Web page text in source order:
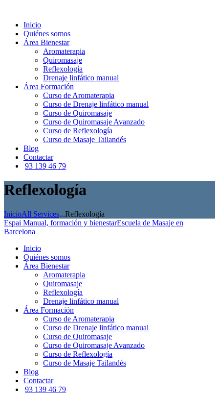
Inicio
Quiénes somos
Área Bienestar
Aromaterapia
Quiromasaje
Reflexología
Drenaje linfático manual
Área Formación
Curso de Aromaterapia
Curso de Drenaje linfático manual
Curso de Quiromasaje
Curso de Quiromasaje Avanzado
Curso de Reflexología
Curso de Masaje Tailandés
Blog
Contactar
93 139 46 79
Reflexología
InicioAll Services...Reflexología
Espai Manual, formación y bienestarEscuela de Masaje en
Barcelona
Inicio
Quiénes somos
Área Bienestar
Aromaterapia
Quiromasaje
Reflexología
Drenaje linfático manual
Área Formación
Curso de Aromaterapia
Curso de Drenaje linfático manual
Curso de Quiromasaje
Curso de Quiromasaje Avanzado
Curso de Reflexología
Curso de Masaje Tailandés
Blog
Contactar
93 139 46 79